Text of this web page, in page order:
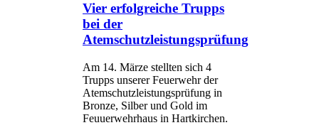
Vier erfolgreiche Trupps
bei der
Atemschutzleistungsprüfung
Am 14. Märze stellten sich 4
Trupps unserer Feuerwehr der
Atemschutzleistungsprüfung in
Bronze, Silber und Gold im
Feuuerwehrhaus in Hartkirchen.